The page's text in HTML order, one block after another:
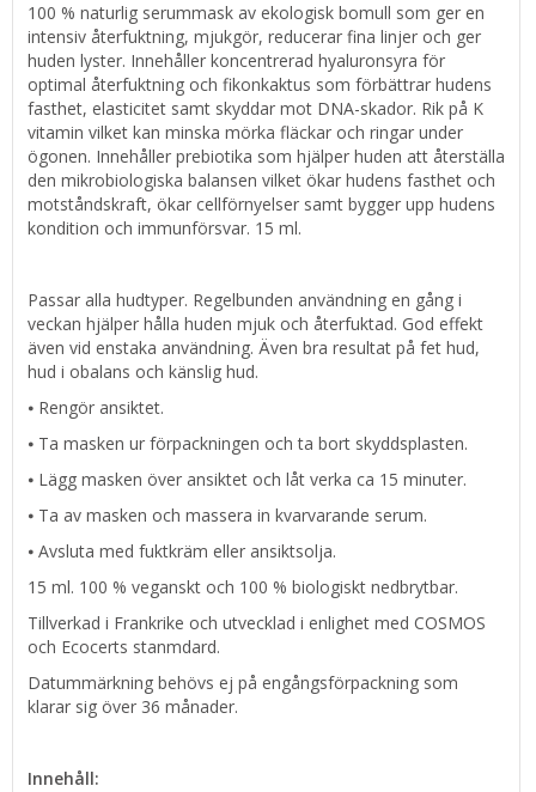
100 % naturlig serummask av ekologisk bomull som ger en
intensiv återfuktning, mjukgör, reducerar fina linjer och ger
huden lyster. Innehåller koncentrerad hyaluronsyra för
optimal återfuktning och fikonkaktus som förbättrar hudens
fasthet, elasticitet samt skyddar mot DNA-skador. Rik på K
vitamin vilket kan minska mörka fläckar och ringar under
ögonen. Innehåller prebiotika som hjälper huden att återställa
den mikrobiologiska balansen vilket ökar hudens fasthet och
motståndskraft, ökar cellförnyelser samt bygger upp hudens
kondition och immunförsvar. 15 ml.
Passar alla hudtyper. Regelbunden användning en gång i
veckan hjälper hålla huden mjuk och återfuktad. God effekt
även vid enstaka användning. Även bra resultat på fet hud,
hud i obalans och känslig hud.
⦁ Rengör ansiktet.
⦁ Ta masken ur förpackningen och ta bort skyddsplasten.
⦁ Lägg masken över ansiktet och låt verka ca 15 minuter.
⦁ Ta av masken och massera in kvarvarande serum.
⦁ Avsluta med fuktkräm eller ansiktsolja.
15 ml. 100 % veganskt och 100 % biologiskt nedbrytbar.
Tillverkad i Frankrike och utvecklad i enlighet med COSMOS
och Ecocerts stanmdard.
Datummärkning behövs ej på engångsförpackning som
klarar sig över 36 månader.
Innehåll: